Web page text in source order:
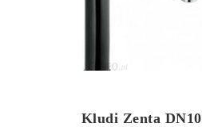
Kludi Zenta DN10